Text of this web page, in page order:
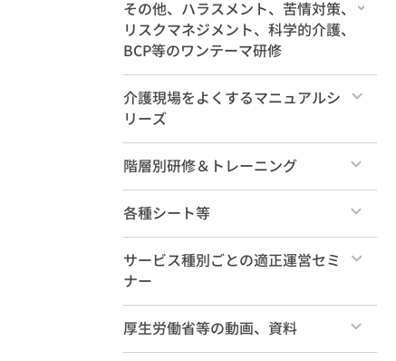
すべて
その他、ハラスメント、苦情対策、
リスクマネジメント、科学的介護、
BCP等のワンテーマ研修
すべて
介護現場をよくするマニュアルシ
リーズ
すべて
階層別研修＆トレーニング
すべて
管理職養成
各種シート等
すべて
サービス種別ごとの適正運営セミ
ナー
すべて
厚生労働省等の動画、資料